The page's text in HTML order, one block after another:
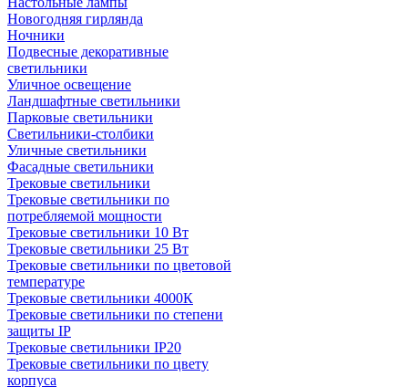
Новогодняя гирлянда
Ночники
Подвесные декоративные
светильники
Уличное освещение
Ландшафтные светильники
Парковые светильники
Светильники-столбики
Уличные светильники
Фасадные светильники
Трековые светильники
Трековые светильники по
потребляемой мощности
Трековые светильники 10 Вт
Трековые светильники 25 Вт
Трековые светильники по цветовой
температуре
Трековые светильники 4000К
Трековые светильники по степени
защиты IP
Трековые светильники IP20
Трековые светильники по цвету
корпуса